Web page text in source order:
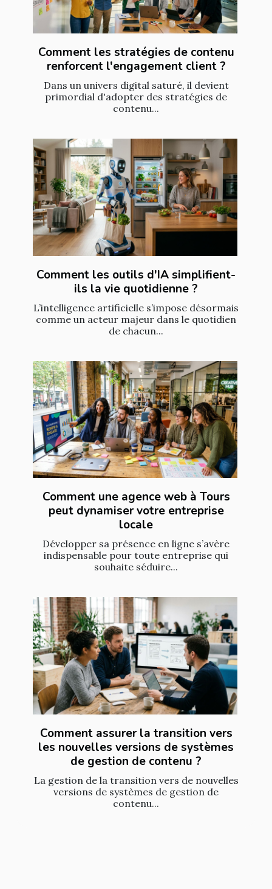
Comment les stratégies de contenu
renforcent l'engagement client ?
Dans un univers digital saturé, il devient
primordial d'adopter des stratégies de
contenu...
Comment les outils d'IA simplifient-
ils la vie quotidienne ?
L’intelligence artificielle s’impose désormais
comme un acteur majeur dans le quotidien
de chacun...
Comment une agence web à Tours
peut dynamiser votre entreprise
locale
Développer sa présence en ligne s’avère
indispensable pour toute entreprise qui
souhaite séduire...
Comment assurer la transition vers
les nouvelles versions de systèmes
de gestion de contenu ?
La gestion de la transition vers de nouvelles
versions de systèmes de gestion de
contenu...